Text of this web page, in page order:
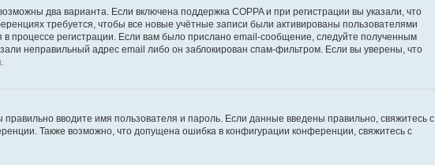
два варианта. Если включена поддержка COPPA и при регистрации вы указали, что
требуется, чтобы все новые учётные записи были активированы пользователями
процессе регистрации. Если вам было прислано email-сообщение, следуйте полученным
неправильный адрес email либо он заблокирован спам-фильтром. Если вы уверены, что
вводите имя пользователя и пароль. Если данные введены правильно, свяжитесь с
Также возможно, что допущена ошибка в конфигурации конференции, свяжитесь с